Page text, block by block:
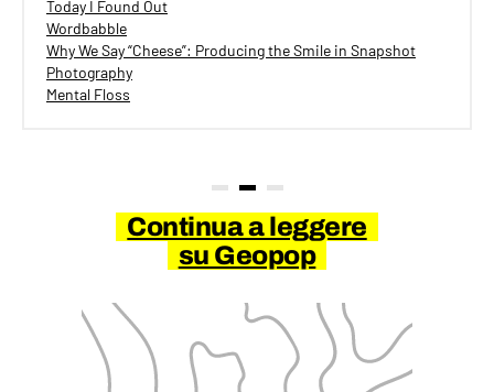
Today I Found Out
Wordbabble
Why We Say “Cheese”: Producing the Smile in Snapshot
Photography
Mental Floss
Continua a leggere
su Geopop